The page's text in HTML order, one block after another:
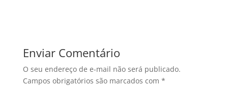
Enviar Comentário
O seu endereço de e-mail não será publicado.
Campos obrigatórios são marcados com *